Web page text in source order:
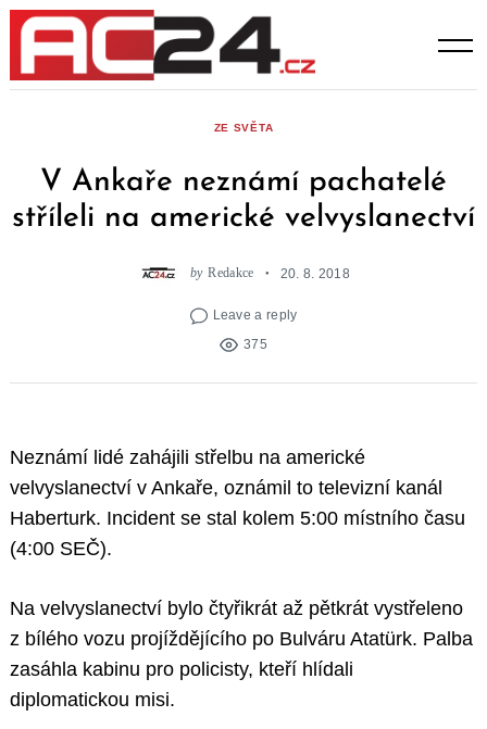
Skip
content
ZE SVĚTA
V Ankaře neznámí pachatelé
stříleli na americké velvyslanectví
by Redakce 20. 8. 2018
Leave a reply
375
Neznámí lidé zahájili střelbu na americké
velvyslanectví v Ankaře, oznámil to televizní kanál
Haberturk. Incident se stal kolem 5:00 místního času
(4:00 SEČ).
Na velvyslanectví bylo čtyřikrát až pětkrát vystřeleno
z bílého vozu projíždějícího po Bulváru Atatürk. Palba
zasáhla kabinu pro policisty, kteří hlídali
diplomatickou misi.